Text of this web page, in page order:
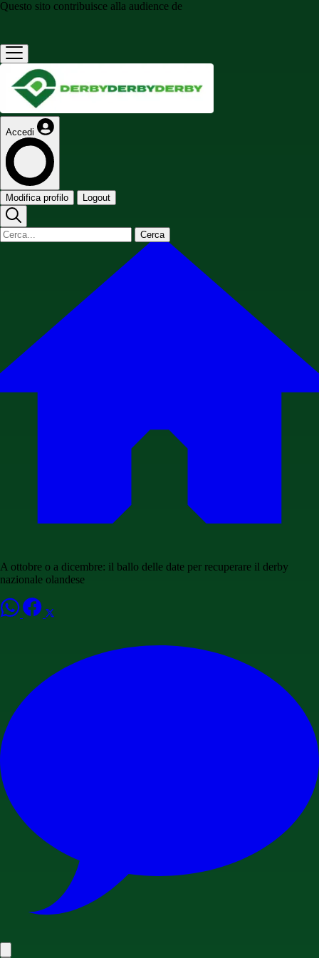
Questo sito contribuisce alla audience de
Accedi
Modifica profilo Logout
Cerca
A ottobre o a dicembre: il ballo delle date per recuperare il derby
nazionale olandese